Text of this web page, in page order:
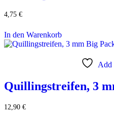
4,75 €
In den Warenkorb
Add
Quillingstreifen, 3
12,90 €